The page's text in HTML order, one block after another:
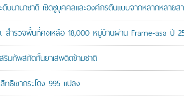
บนานาชาติ เชิดชูบุคคลและองค์กรต้นแบบจากหลากหลายส
ำรวจพื้นที่คงเหลือ 18,000 หมู่บ้านผ่าน Frame-asa ปี
มทัพสกัดกั้นยาเสพติดข้ามชาติ
ธิเขากระโดง 995 แปลง